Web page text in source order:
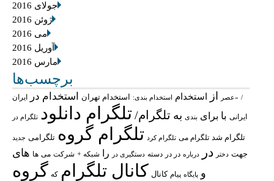
جولای 2016
ژوئن 2016
می 2016
آوریل 2016
مارس 2016
برچسب‌ها
«عصر از استخدام استخدام بندی: استخدام تهران استخدام در ایران
ایرانی با برای بندی بهتلگرام/تلگرام دانلود تلگرام در
تلگرام شد تلگرام می تلگرام کرد تلگرام گروه تلگرامی جدید
جهت دختر در درباره در در دسته دستگیری در را شبکه + شرکت می ها
های
پایگاه پیام کانال کانال تلگرام که گروه